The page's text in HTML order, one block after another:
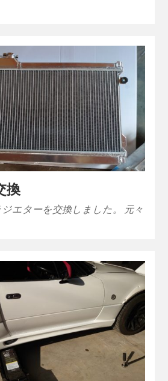
換
エターを交換しました。 元々